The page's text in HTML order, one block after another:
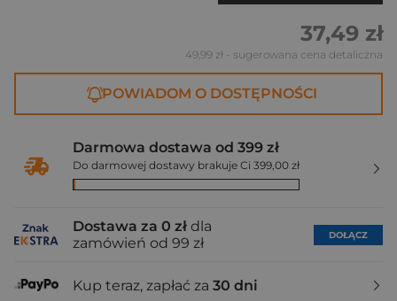
37,49 zł
49,99 zł - sugerowana cena detaliczna
POWIADOM O DOSTĘPNOŚCI
Darmowa dostawa od 399 zł
Do darmowej dostawy brakuje Ci 399,00 zł
Dostawa za 0 zł dla
zamówień od 99 zł
DOŁĄCZ
Kup teraz, zapłać za 30 dni